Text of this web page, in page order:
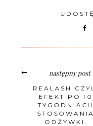
następny post
REALASH
EFEKT PO 10
TYGODNIACH
STOSOWANIA
ODŻYWKI.